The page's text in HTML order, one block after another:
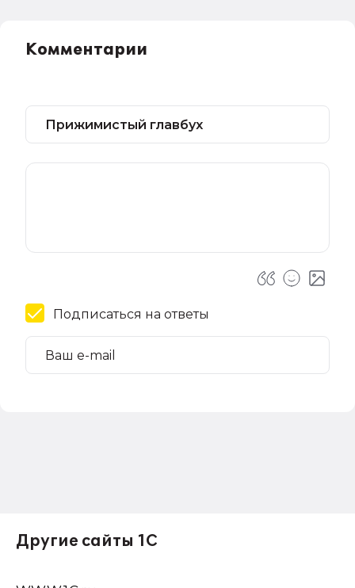
Комментарии
Подписаться на ответы
Другие сайты 1С